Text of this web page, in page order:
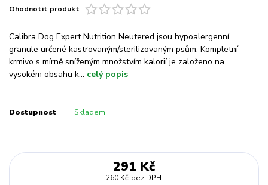
Ohodnotit produkt
Calibra Dog Expert Nutrition Neutered jsou hypoalergenní
granule určené kastrovaným/sterilizovaným psům. Kompletní
krmivo s mírně sníženým množstvím kalorií je založeno na
vysokém obsahu k... celý popis
Dostupnost Skladem
291 Kč
260 Kč bez DPH